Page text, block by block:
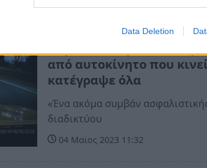
Data Deletion
από αυτοκίνητο που
κατέγραψε όλα
«Ένα ακόμα συμβάν
διαδικτύου
04 Μαϊος 2023 11:32